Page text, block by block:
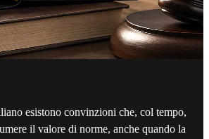
esistono convinzioni che, col tempo,
il valore di norme, anche quando la